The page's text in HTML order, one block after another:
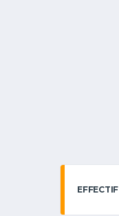
EFFECTIF